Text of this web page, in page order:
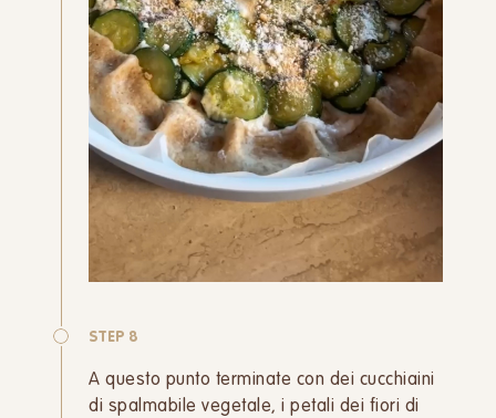
STEP 8
A questo punto terminate con dei cucchiaini
di spalmabile vegetale, i petali dei fiori di